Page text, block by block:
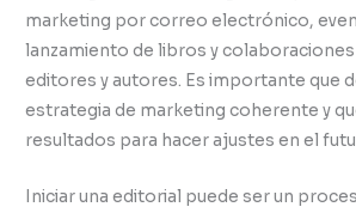
marketing por correo electrónico,
lanzamiento de libros y
editores y autores. Es importante que
estrategia de marketing coherente y
resultados para hacer ajustes en el
Iniciar una editorial puede ser un